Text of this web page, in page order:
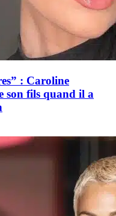
: Caroline
son fils quand il a